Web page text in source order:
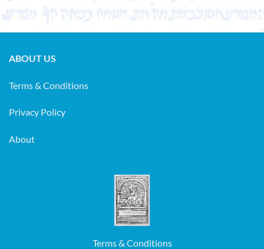
ABOUT US
Terms & Conditions
Privacy Policy
About
Terms & Conditions